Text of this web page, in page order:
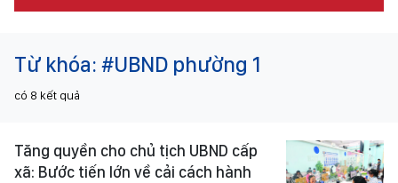
Từ khóa: #UBND phường 1
có 8 kết quả
Tăng quyền cho chủ tịch UBND cấp
xã: Bước tiến lớn về cải cách hành